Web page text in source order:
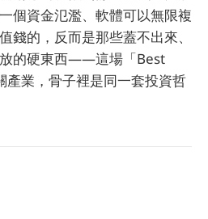
個資金氾濫、軟體可以無限複
錢的，反而是那些蓋不出來、
的硬東西——這場「Best
業，骨子裡是同一套投資哲